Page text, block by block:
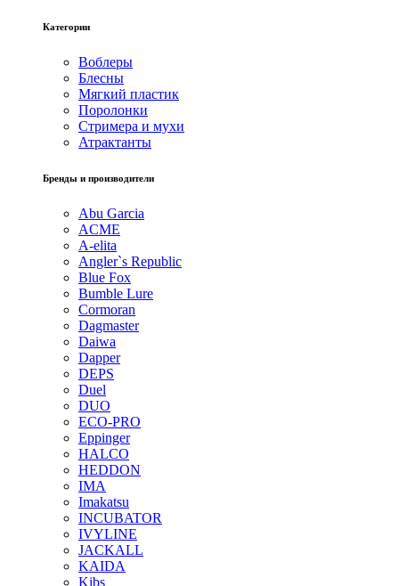
Категории
Воблеры
Блесны
Мягкий пластик
Поролонки
Стримера и мухи
Атрактанты
Бренды и производители
Abu Garcia
ACME
A-elita
Angler`s Republic
Blue Fox
Bumble Lure
Cormoran
Dagmaster
Daiwa
Dapper
DEPS
Duel
DUO
ECO-PRO
Eppinger
HALCO
HEDDON
IMA
Imakatsu
INCUBATOR
IVYLINE
JACKALL
KAIDA
Kibs